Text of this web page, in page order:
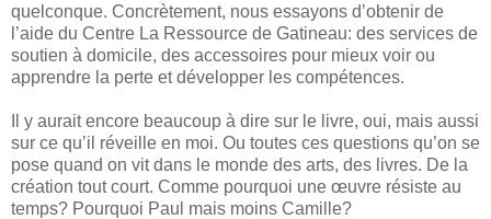
quelconque. Concrètement, nous essayons d’obtenir de
l’aide du Centre La Ressource de Gatineau: des services de
soutien à domicile, des accessoires pour mieux voir ou
apprendre la perte et développer les compétences.
Il y aurait encore beaucoup à dire sur le livre, oui, mais aussi
sur ce qu’il réveille en moi. Ou toutes ces questions qu’on se
pose quand on vit dans le monde des arts, des livres. De la
création tout court. Comme pourquoi une œuvre résiste au
temps? Pourquoi Paul mais moins Camille?